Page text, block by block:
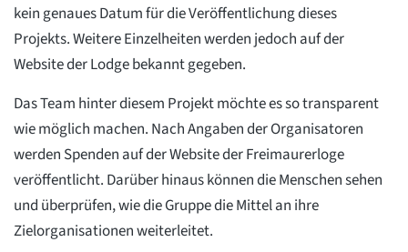
kein genaues Datum für die Veröffentlichung dieses
Projekts. Weitere Einzelheiten werden jedoch auf der
Website der Lodge bekannt gegeben.
Das Team hinter diesem Projekt möchte es so transparent
wie möglich machen. Nach Angaben der Organisatoren
werden Spenden auf der Website der Freimaurerloge
veröffentlicht. Darüber hinaus können die Menschen sehen
und überprüfen, wie die Gruppe die Mittel an ihre
Zielorganisationen weiterleitet.